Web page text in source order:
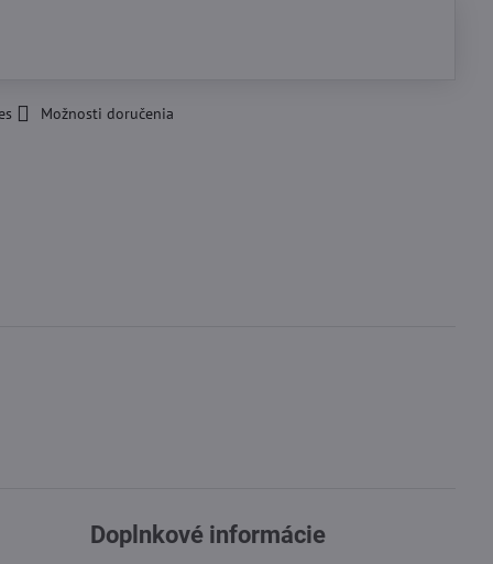
Možnosti doručenia
Doplnkové informácie